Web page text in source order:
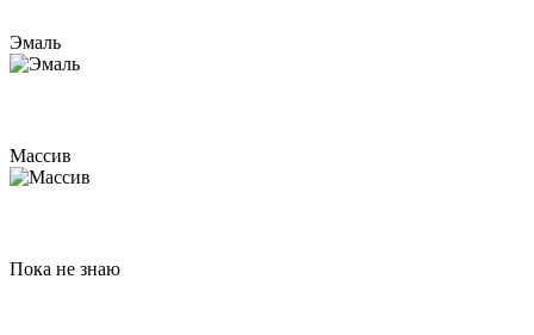
Эмаль
Массив
Пока не знаю